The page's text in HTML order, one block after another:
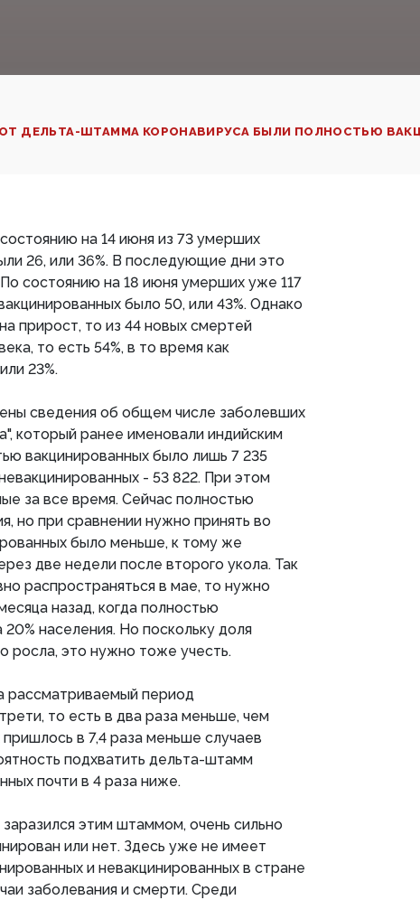
ДЕЛЬТА-ШТАММА КОРОНАВИРУСА БЫЛИ ПОЛНОСТЬЮ
на 14 июня из 73 умерших
26, или 36%. В последующие дни это
состоянию на 18 июня умерших уже 117
было 50, или 43%. Однако
прирост, то из 44 новых смертей
то есть 54%, в то время как
23%.
сведения об общем числе заболевших
который ранее именовали индийским
вакцинированных было лишь 7 235
- 53 822. При этом
за все время. Сейчас полностью
но при сравнении нужно принять во
было меньше, к тому же
две недели после второго укола. Так
распространяться в мае, то нужно
назад, когда полностью
населения. Но поскольку доля
росла, это нужно тоже учесть.
рассматриваемый период
то есть в два раза меньше, чем
в 7,4 раза меньше случаев
подхватить дельта-штамм
почти в 4 раза ниже.
этим штаммом, очень сильно
или нет. Здесь уже не имеет
и невакцинированных в стране
заболевания и смерти. Среди